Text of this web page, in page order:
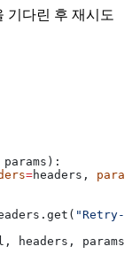
기다린 후 재시도
params ):
=headers,
"Retry-
headers, params)